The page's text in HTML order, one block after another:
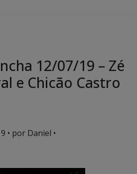
12/07/19 – Zé
e Chicão Castro
• por Daniel •